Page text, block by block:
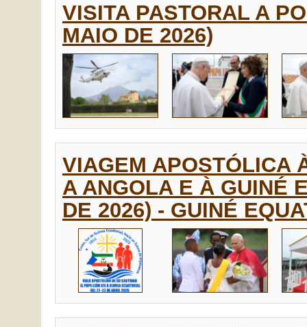
VISITA PASTORAL A
MAIO DE 2026)
VIAGEM APOSTÓLICA
A ANGOLA E À GUINÉ
DE 2026) - GUINÉ